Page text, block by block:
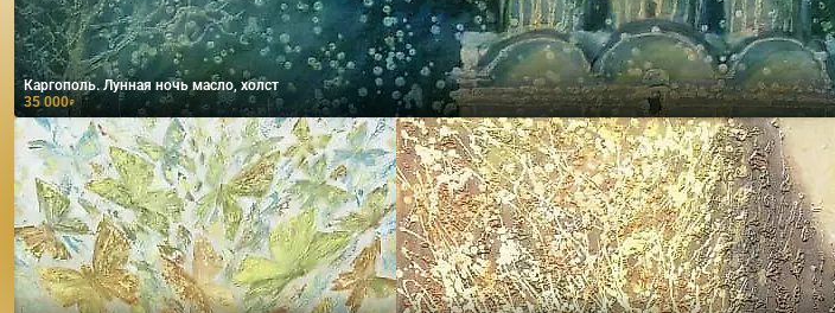
Каргополь. Лунная ночь масло, холст
35 000₽